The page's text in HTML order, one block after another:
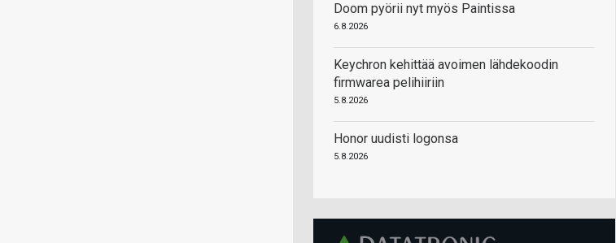
Doom pyörii nyt myös Paintissa
6.8.2026
Keychron kehittää avoimen lähdekoodin
firmwarea pelihiiriin
5.8.2026
Honor uudisti logonsa
5.8.2026